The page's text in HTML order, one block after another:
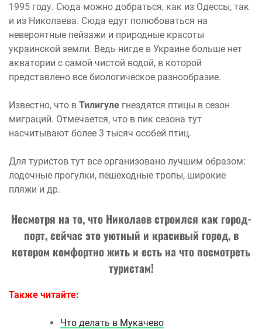
1995 году. Сюда можно добраться, как из Одессы, так
и из Николаева. Сюда едут полюбоваться на
невероятные пейзажи и природные красоты
украинской земли. Ведь нигде в Украине больше нет
акватории с самой чистой водой, в которой
представлено все биологическое разнообразие.
Известно, что в Тилигуле гнездятся птицы в сезон
миграций. Отмечается, что в пик сезона тут
насчитывают более 3 тысяч особей птиц.
Для туристов тут все организовано лучшим образом:
лодочные прогулки, пешеходные тропы, широкие
пляжи и др.
Несмотря на то, что Николаев строился как город-
порт, сейчас это уютный и красивый город, в
котором комфортно жить и есть на что посмотреть
туристам!
Также читайте:
Что делать в Мукачево